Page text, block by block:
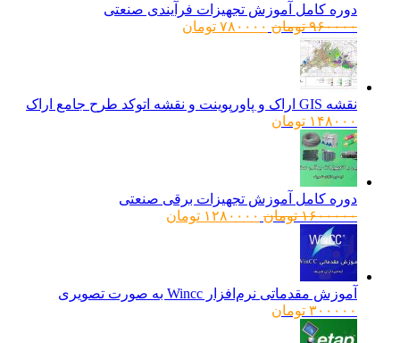
دوره کامل آموزش تجهیزات فرآیندی صنعتی
۹۶۰۰۰۰ تومانقیمت
۷۸۰۰۰۰ تومانقیمت
نقشه GIS اراک و پاورپوینت و نقشه اتوکد طرح جامع اراک
۱۴۸۰۰۰ تومان
دوره کامل آموزش تجهیزات برقی صنعتی
۱۶۰۰۰۰۰ تومانقیمت
۱۲۸۰۰۰۰ تومانقیمت
آموزش مقدماتی نرم‌افزار Wincc به صورت تصویری
۳۰۰۰۰۰ تومان